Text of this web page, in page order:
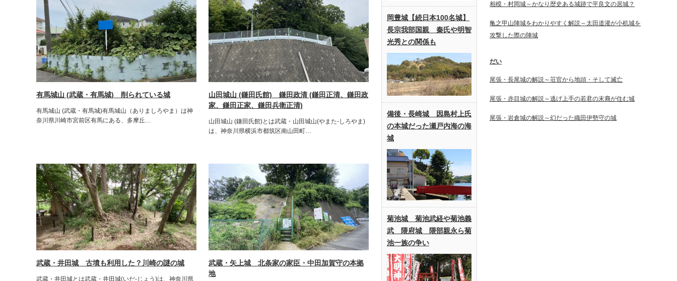
有馬城山 (武蔵・有馬城) 削られている城
有馬城山 (武蔵・有馬城)有馬城山（ありましろやま）は神
奈川県川崎市宮前区有馬にある、多摩丘…
山田城山 (鎌田氏館) 鎌田政清 (鎌田正清、鎌田政
家、鎌田正家、鎌田兵衛正清)
山田城山 (鎌田氏館)とは武蔵・山田城山(やまた-しろやま)
は、神奈川県横浜市都筑区南山田町…
武蔵・井田城 古墳も利用した？川崎の謎の城
武蔵・井田城とは武蔵・井田城(いだ-じょう)は、神奈川県
武蔵・矢上城 北条家の家臣・中田加賀守の本拠
地
岡豊城【続日本100名城】
長宗我部国親 秦氏や明智
光秀との関係も
備後・長崎城 因島村上氏
の本城だった瀬戸内海の海
城
菊池城 菊池武経や菊池義
武 隈府城 隈部親永ら菊
池一族の争い
相模・村岡城～かなり歴史ある城跡で平良文の居城？
亀之甲山陣城をわかりやすく解説～太田道灌が小机城を
攻撃した際の陣城
だい
尾張・長尾城の解説～荘官から地頭・そして滅亡
尾張・赤目城の解説～逃げ上手の若君の末裔が住む城
尾張・岩倉城の解説～幻だった織田伊勢守の城